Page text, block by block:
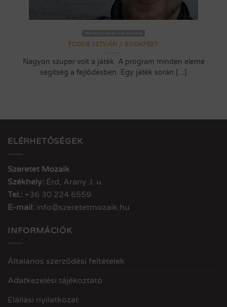
FODOR ISTVÁN / BUDAPEST
Nagyon szuper volt a játék. A program minden eleme
segítség a fejlődésben. Egy játék során [...]
ELÉRHETŐSÉGEK
Szeretet Mozaik
Székhely: Érd, Arany J. u.
Tel.: +36 30 224 6559
E-mail: info@szeretetmozaik.hu
INFORMÁCIÓK
Általános szerződési feltételek
Adatkezelési tájékoztató
Elállási nyilatkozat